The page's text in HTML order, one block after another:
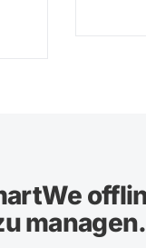
managen.